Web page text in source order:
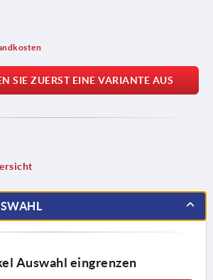
SIE ZUERST EINE VARIANTE AUS
Auswahl eingrenzen